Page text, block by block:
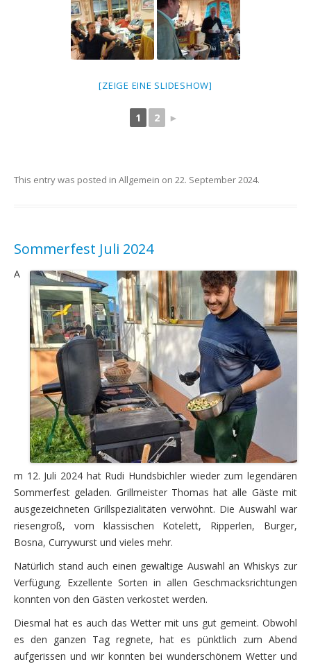
[ZEIGE EINE SLIDESHOW]
1 2 ►
This entry was posted in Allgemein on 22. September 2024.
Sommerfest Juli 2024
A
m 12. Juli 2024 hat Rudi Hundsbichler wieder zum legendären
Sommerfest geladen. Grillmeister Thomas hat alle Gäste mit
ausgezeichneten Grillspezialitäten verwöhnt. Die Auswahl war
riesengroß, vom klassischen Kotelett, Ripperlen, Burger,
Bosna, Currywurst und vieles mehr.
Natürlich stand auch einen gewaltige Auswahl an Whiskys zur
Verfügung. Exzellente Sorten in allen Geschmacksrichtungen
konnten von den Gästen verkostet werden.
Diesmal hat es auch das Wetter mit uns gut gemeint. Obwohl
es den ganzen Tag regnete, hat es pünktlich zum Abend
aufgerissen und wir konnten bei wunderschönem Wetter und